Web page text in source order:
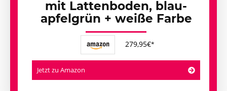
mit Lattenboden, blau-
apfelgrün + weiße Farbe
279,95€
Jetzt zu Amazon